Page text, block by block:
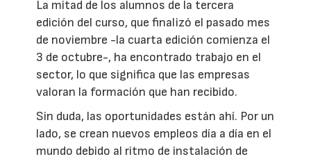
La mitad de los alumnos de la tercera
edición del curso, que finalizó el pasado mes
de noviembre -la cuarta edición comienza el
3 de octubre-, ha encontrado trabajo en el
sector, lo que significa que las empresas
valoran la formación que han recibido.
Sin duda, las oportunidades están ahí. Por un
lado, se crean nuevos empleos día a día en el
mundo debido al ritmo de instalación de